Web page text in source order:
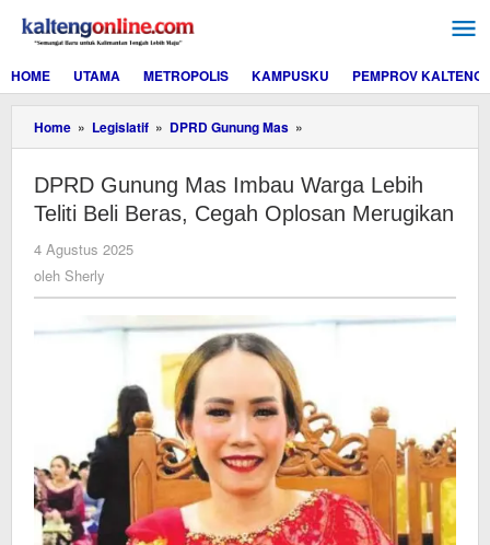
konten
HOME
UTAMA METROPOLIS KAMPUSKU PEMPROV KALTENG
Home » Legislatif » DPRD Gunung Mas »
Gunung
Imbau
Warga
Lebih
Cegah
Oplosan
DPRD Gunung Mas Imbau Warga Lebih
Teliti Beli Beras, Cegah Oplosan Merugikan
4 Agustus 2025
oleh Sherly